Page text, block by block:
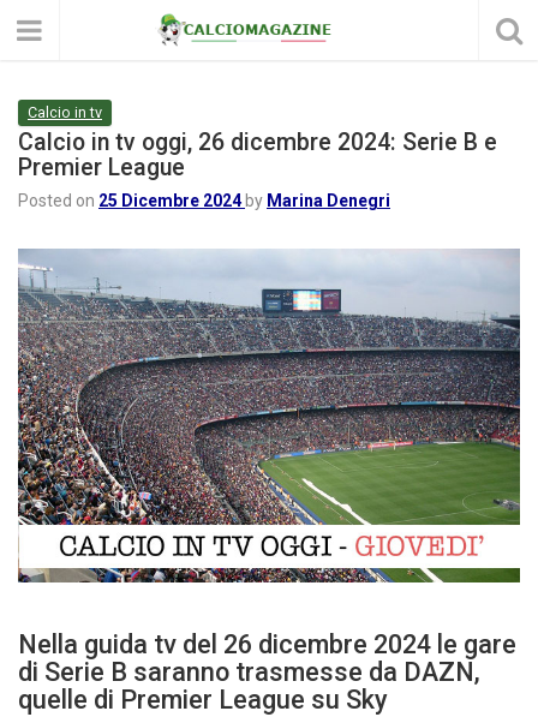
Calcio in tv
Calcio in tv oggi, 26 dicembre 2024: Serie B e
Premier League
Posted on 25 Dicembre 2024 by Marina Denegri
Nella guida tv del 26 dicembre 2024 le gare
di Serie B saranno trasmesse da DAZN,
quelle di Premier League su Sky